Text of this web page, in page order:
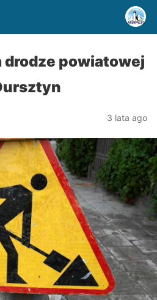
drodze powiatowej
3 lata ago